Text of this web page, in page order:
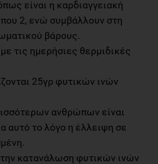
είναι η καρδιαγγειακή
2, ενώ συμβάλλουν στη
βάρους.
τις ημερήσιες θερμιδικές
25γρ φυτικών ινών
ανθρώπων είναι
αυτό το λόγο η έλλειψη σε
κατανάλωση φυτικών ινών